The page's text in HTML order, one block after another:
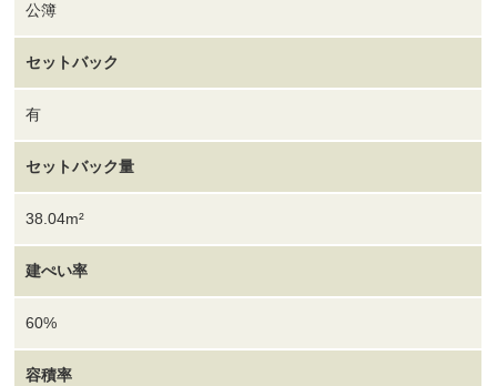
公簿
セットバック
有
セットバック量
38.04m²
建ぺい率
60%
容積率